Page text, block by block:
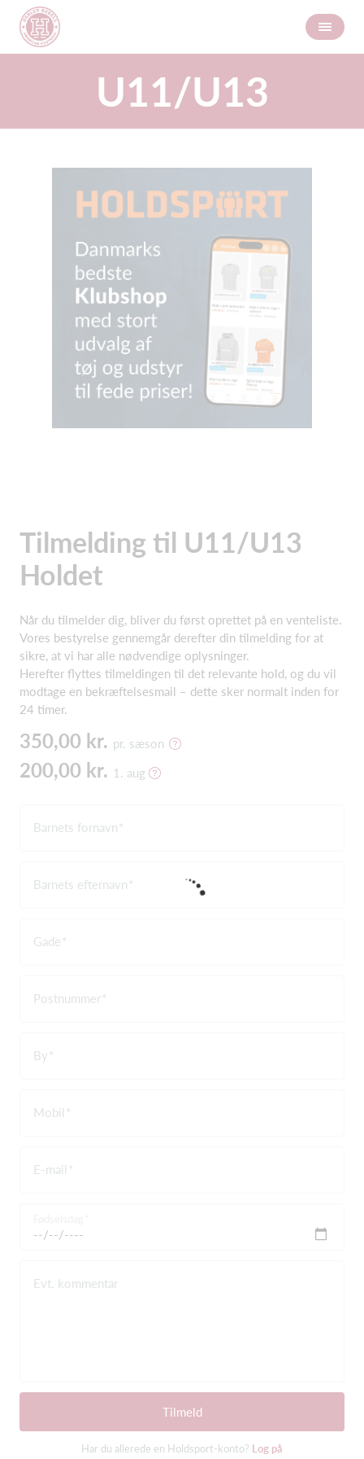
U11/U13
Tilmelding til U11/U13
Holdet
Når du tilmelder dig, bliver du først oprettet på en venteliste.
Vores bestyrelse gennemgår derefter din tilmelding for at
sikre, at vi har alle nødvendige oplysninger.
Herefter flyttes tilmeldingen til det relevante hold, og du vil
modtage en bekræftelsesmail – dette sker normalt inden for
24 timer.
350,00 kr. pr. sæson
200,00 kr. 1. aug
Barnets fornavn
Barnets efternavn
Gade
Postnummer
By
Mobil
E-mail
Evt. kommentar
Tilmeld
Har du allerede en Holdsport-konto? Log på